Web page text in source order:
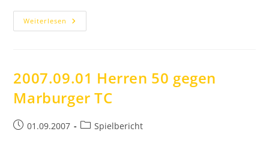
Weiterlesen 2007.09.02
Herren
2007.09.01 Herren 50 gegen
Marburger TC
Beitrag01.09.2007
Beitrags-
Spielbericht